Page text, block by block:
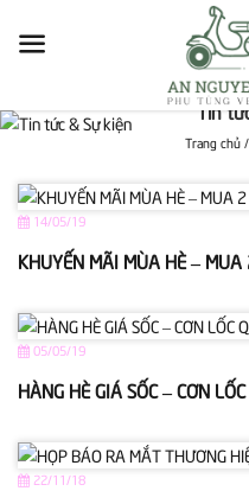
Tin
Trang chủ /
14/05/19
KHUYẾN MÃI MÙA HÈ – MUA
05/05/19
HÀNG HÈ GIÁ SỐC – CƠN
22/11/18